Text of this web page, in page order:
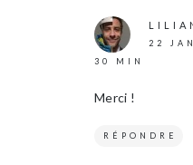
22
30 MIN
Merci !
RÉPONDRE